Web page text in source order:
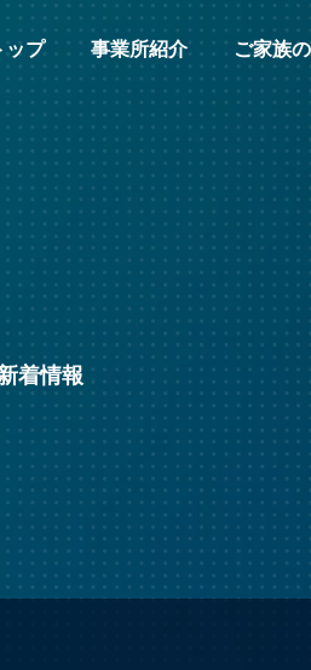
ップ 事業所紹介 ご家族
着情報